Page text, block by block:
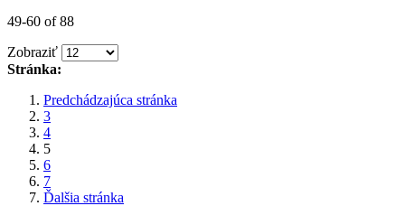
49-60 of 88
Zobraziť
Stránka:
Predchádzajúca stránka
3
4
5
6
7
Ďalšia stránka